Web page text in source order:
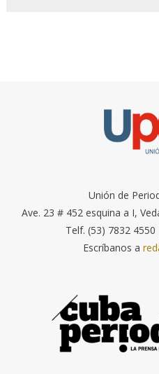
Unión de
Ave. 23 # 452 esquina a I,
Telf. (53) 7832
Escríbanos a